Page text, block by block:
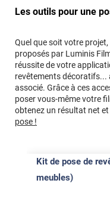
Les outils pour une
Quel que soit votre
proposés par Luminis
réussite de votre
revêtements décoratifs...
associé. Grâce à ces
poser vous-même votre
obtenez un résultat net
pose !
Kit de pose de
meubles)